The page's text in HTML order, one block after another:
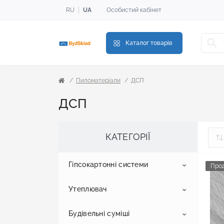
RU UA Особистий кабінет
Каталог товарів
Пиломатеріали ДСП
ДСП
КАТЕГОРІЇ
Гіпсокартонні системи
Гіпсокартон
Стельовий гіпсокартон
Профіль для гіпсокартону
Утеплювач
Пінопласт
Будівельні суміші